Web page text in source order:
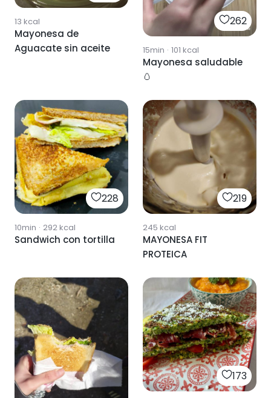
13 kcal
Mayonesa de
Aguacate sin aceite
262
15min · 101 kcal
Mayonesa saludable
🥚
228
10min · 292kcal
Sandwich con tortilla
219
245 kcal
MAYONESA FIT
PROTEICA
173